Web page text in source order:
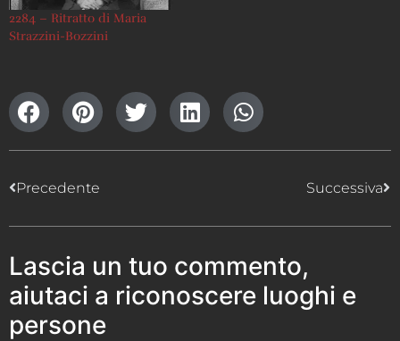
2284 – Ritratto di Maria
Strazzini-Bozzini
Precedente Successiva
Lascia un tuo commento,
aiutaci a riconoscere luoghi e
persone